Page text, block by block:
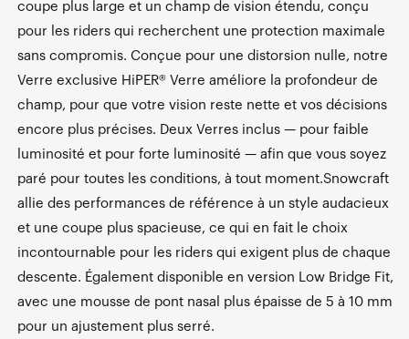
coupe plus large et un champ de vision étendu, conçu
pour les riders qui recherchent une protection maximale
sans compromis. Conçue pour une distorsion nulle, notre
Verre exclusive HiPER® Verre améliore la profondeur de
champ, pour que votre vision reste nette et vos décisions
encore plus précises. Deux Verres inclus — pour faible
luminosité et pour forte luminosité — afin que vous soyez
paré pour toutes les conditions, à tout moment.Snowcraft
allie des performances de référence à un style audacieux
et une coupe plus spacieuse, ce qui en fait le choix
incontournable pour les riders qui exigent plus de chaque
descente. Également disponible en version Low Bridge Fit,
avec une mousse de pont nasal plus épaisse de 5 à 10 mm
pour un ajustement plus serré.